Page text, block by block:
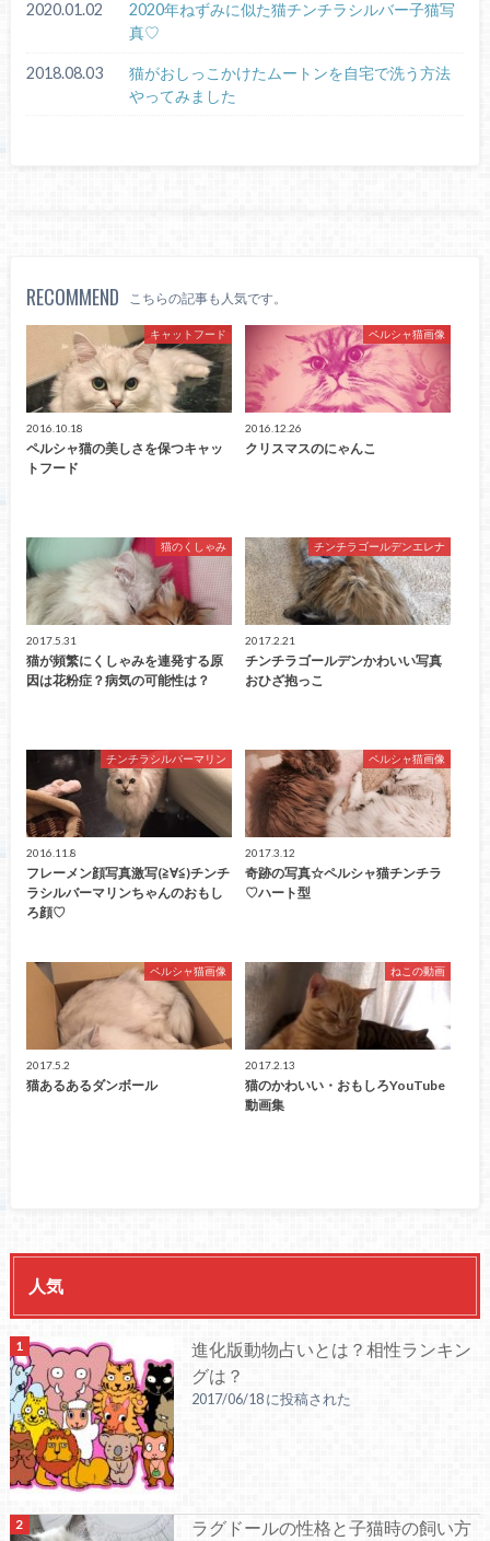
2020.01.02
2020年ねずみに似た猫チンチラシルバー子猫写
真♡
2018.08.03
猫がおしっこかけたムートンを自宅で洗う方法
やってみました
RECOMMEND こちらの記事も人気です。
キャットフード
2016.10.18
ペルシャ猫の美しさを保つキャッ
トフード
ペルシャ猫画像
2016.12.26
クリスマスのにゃんこ
猫のくしゃみ
2017.5.31
猫が頻繁にくしゃみを連発する原
因は花粉症？病気の可能性は？
チンチラゴールデンエレナ
2017.2.21
チンチラゴールデンかわいい写真
おひざ抱っこ
チンチラシルバーマリン
2016.11.8
フレーメン顔写真激写(≧∀≦)チンチ
ラシルバーマリンちゃんのおもし
ろ顔♡
ペルシャ猫画像
2017.3.12
奇跡の写真☆ペルシャ猫チンチラ
♡ハート型
ペルシャ猫画像
2017.5.2
猫あるあるダンボール
ねこの動画
2017.2.13
猫のかわいい・おもしろYouTube
動画集
人気
進化版動物占いとは？相性ランキン
グは？
2017/06/18 に投稿された
ラグドールの性格と子猫時の飼い方